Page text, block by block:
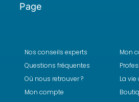
Page
Nos conseils experts
Questions fréquentes
Où nous retrouver ?
Mon compte
Mon
La